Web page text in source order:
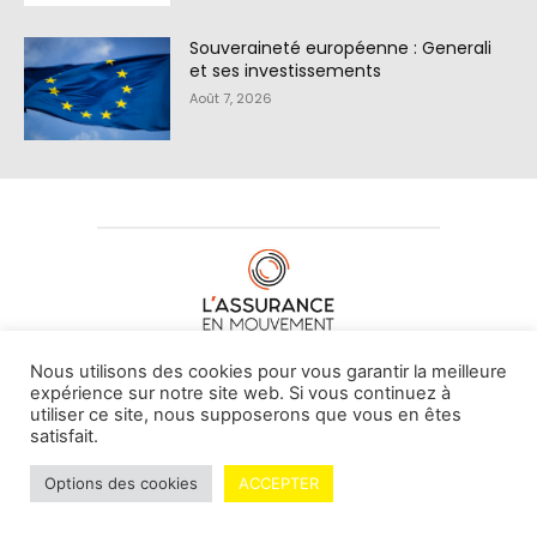
Souveraineté européenne : Generali
et ses investissements
Août 7, 2026
À PROPOS DE NOUS•CONTACT
© L'assurance en mouvement -By Vovoxx Média
Mentions légales Contributeurs
Nous utilisons des cookies pour vous garantir la meilleure
expérience sur notre site web. Si vous continuez à
utiliser ce site, nous supposerons que vous en êtes
satisfait.
Options des cookies ACCEPTER